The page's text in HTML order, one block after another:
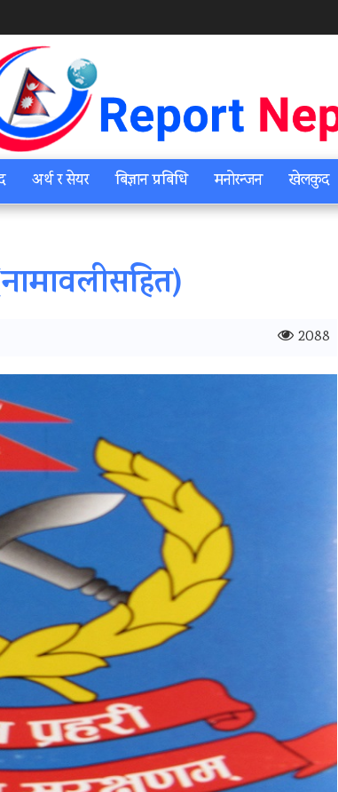
अर्थ र सेयर बिज्ञान प्रबिधि मनोरन्जन खेलकुद
2088